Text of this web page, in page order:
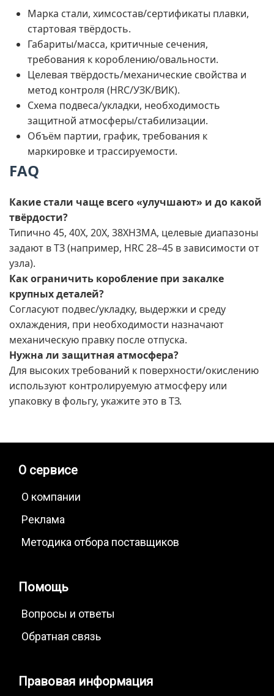
Марка стали, химсостав/сертификаты плавки,
стартовая твёрдость.
Габариты/масса, критичные сечения,
требования к короблению/овальности.
Целевая твёрдость/механические свойства и
метод контроля (HRC/УЗК/ВИК).
Схема подвеса/укладки, необходимость
защитной атмосферы/стабилизации.
Объём партии, график, требования к
маркировке и трассируемости.
FAQ
Какие стали чаще всего «улучшают» и до какой
твёрдости?
Типично 45, 40Х, 20Х, 38ХН3МА, целевые диапазоны
задают в ТЗ (например, HRC 28–45 в зависимости от
узла).
Как ограничить коробление при закалке
крупных деталей?
Согласуют подвес/укладку, выдержки и среду
охлаждения, при необходимости назначают
механическую правку после отпуска.
Нужна ли защитная атмосфера?
Для высоких требований к поверхности/окислению
используют контролируемую атмосферу или
упаковку в фольгу, укажите это в ТЗ.
О сервисе
О компании
Реклама
Методика отбора поставщиков
Помощь
Вопросы и ответы
Обратная связь
Правовая информация